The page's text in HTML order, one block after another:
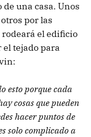
una casa. Unos
por las
el edificio
tejado para
esto porque cada
cosas que pueden
hacer puntos de
solo complicado a